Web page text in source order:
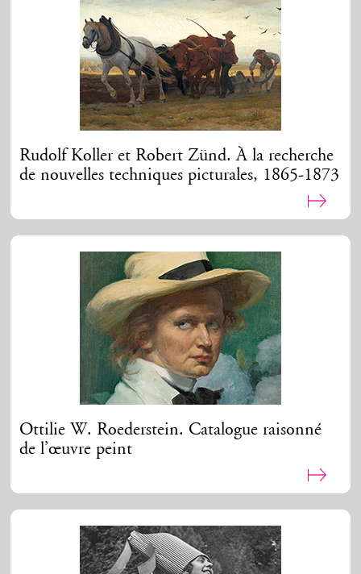
Rudolf Koller et Robert Zünd. À la recherche
de nouvelles techniques picturales, 1865-1873
Ottilie W. Roederstein. Catalogue raisonné
de l’œuvre peint